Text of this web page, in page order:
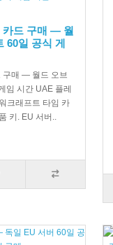
카드 구매 — 월
60일 공식 게
구매 — 월드 오브
임 시간 UAE 플레
크래프트 타임 카
키. EU 서버..